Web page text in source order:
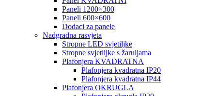
Paneli 1200×300
Paneli 600×600
Dodaci za panele
Nadgradna rasvjeta
Stropne LED svjetiljke
Stropne svjetiljke s žaruljama
Plafonjera KVADRATNA
Plafonjera kvadratna IP20
Plafonjera kvadratna IP44
Plafonjera OKRUGLA